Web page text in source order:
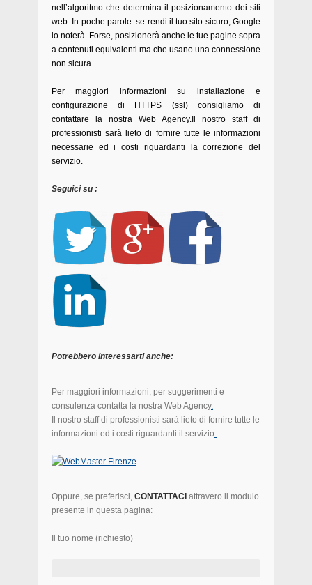
nell’algoritmo che determina il posizionamento dei siti
web. In poche parole: se rendi il tuo sito sicuro, Google
lo noterà. Forse, posizionerà anche le tue pagine sopra
a contenuti equivalenti ma che usano una connessione
non sicura.
Per maggiori informazioni su installazione e
configurazione di HTTPS (ssl) consigliamo di
contattare la nostra Web Agency.Il nostro staff di
professionisti sarà lieto di fornire tutte le informazioni
necessarie ed i costi riguardanti la correzione del
servizio.
Seguici su :
Potrebbero interessarti anche:
Per maggiori informazioni, per suggerimenti e
consulenza contatta la nostra Web Agency.
Il nostro staff di professionisti sarà lieto di fornire tutte le
informazioni ed i costi riguardanti il servizio.
Oppure, se preferisci, CONTATTACI attravero il modulo
presente in questa pagina:
Il tuo nome (richiesto)